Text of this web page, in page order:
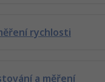
rychlosti
a měření